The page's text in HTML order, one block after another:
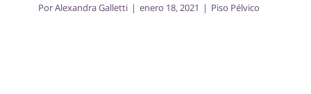
PorAlexandra Galletti | enero 18, 2021 | Piso Pélvico